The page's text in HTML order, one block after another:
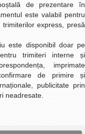
de prezentare în
este valabil pentru
express, presă
este disponibil doar pe
trimiteri interne și
imprimate
de primire și
publicitate prin
neadresate.